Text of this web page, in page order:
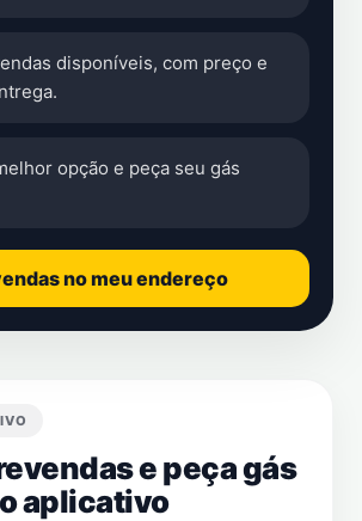
disponíveis, com preço e
opção e peça seu gás
no meu endereço
e peça gás
aplicativo